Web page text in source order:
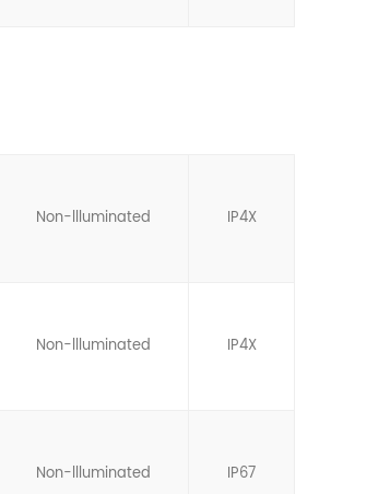
Non-llluminated IP4X
Non-llluminated IP4X
Non-llluminated IP67